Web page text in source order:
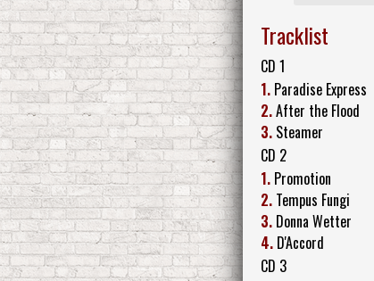
Tracklist
CD 1
1. Paradise Express
2.After the Flood
3. Steamer
CD 2
1. Promotion
2. Tempus Fungi
3. Donna Wetter
4. D'Accord
CD 3